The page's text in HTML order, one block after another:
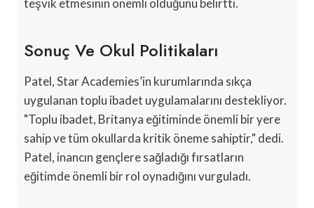
Sonuç Ve Okul Politikaları
Patel, Star Academies’in kurumlarında sıkça
uygulanan toplu ibadet uygulamalarını destekliyor.
"Toplu ibadet, Britanya eğitiminde önemli bir yere
sahip ve tüm okullarda kritik öneme sahiptir," dedi.
Patel, inancın gençlere sağladığı fırsatların
eğitimde önemli bir rol oynadığını vurguladı.